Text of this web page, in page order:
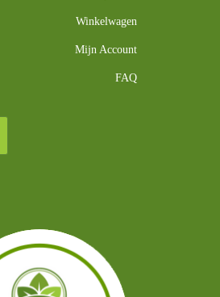
Winkelwagen
Mijn Account
FAQ